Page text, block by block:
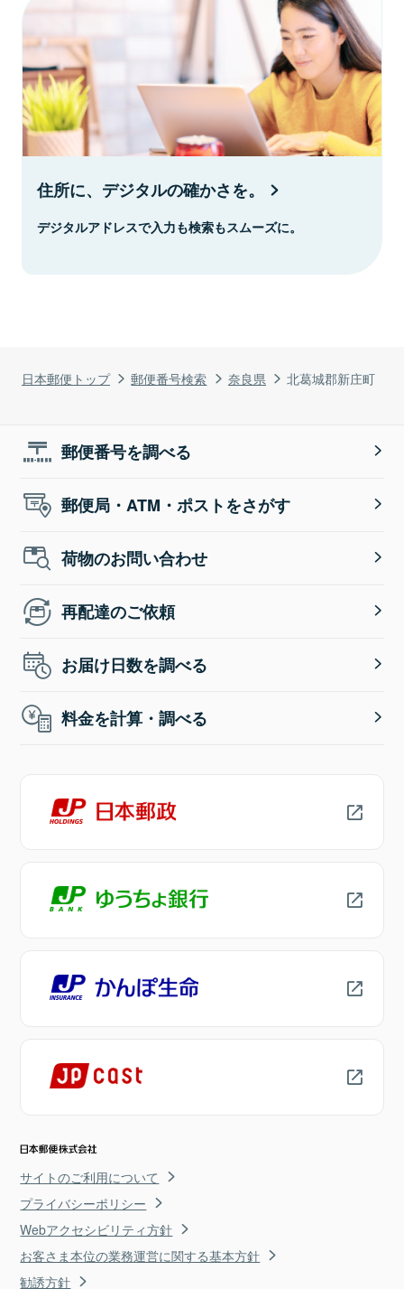
日本郵便トップ 郵便番号検索 奈良県 北葛城郡新庄町
住所に、デジタルの確かさを。
デジタルアドレスで入力も検索もスムーズに。
郵便番号を調べる
郵便局・ATM・ポストをさがす
荷物のお問い合わせ
再配達のご依頼
お届け日数を調べる
料金を計算・調べる
サイトのご利用について
プライバシーポリシー
Webアクセシビリティ方針
お客さま本位の業務運営に関する基本方針
勧誘方針